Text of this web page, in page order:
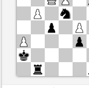
Esta partida es por puntos